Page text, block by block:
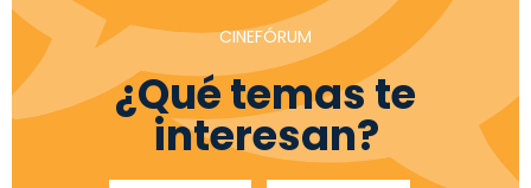
CINEFÓRUM
¿Qué temas te
interesan?